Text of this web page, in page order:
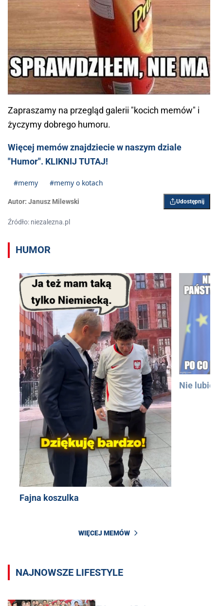
Zapraszamy na przegląd galerii "kocich memów" i
życzymy dobrego humoru.
Więcej memów znajdziecie w naszym dziale
"Humor". KLIKNIJ TUTAJ!
#memy #memy o kotach
Autor: Janusz Milewski Udostępnij
Źródło: niezalezna.pl
HUMOR
Fajna koszulka
Nie lubię
WIĘCEJ MEMÓW
NAJNOWSZE LIFESTYLE